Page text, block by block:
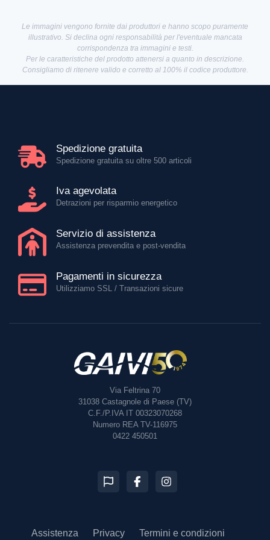
Le immagini vengono fornite dai produttori e hanno scopo puramente
illustrativo. Si declina ogni responsabilità per l'eventuale mancata
corrispondenza tra immagini e testi.
Per le caratteristiche del prodotto attenersi a quanto in descrizione.
Consigliamo di ritenere valido e corretto al 100% il codice produttore.
Spedizione gratuita
Spedizione gratuita su oltre 500 articoli
Iva agevolata
Detrazioni per risparmio energetico
Servizio di assistenza
Assistenza prevendita e post-vendita
Pagamenti in sicurezza
Utilizziamo SSL / Transazioni sicure
Via Feltrina 70
31038 Castagnole di Paese (TV)
C.F./P.IVA IT 00323070268
Numero REA TV-116975
0422 450501
Assistenza Privacy Termini e condizioni